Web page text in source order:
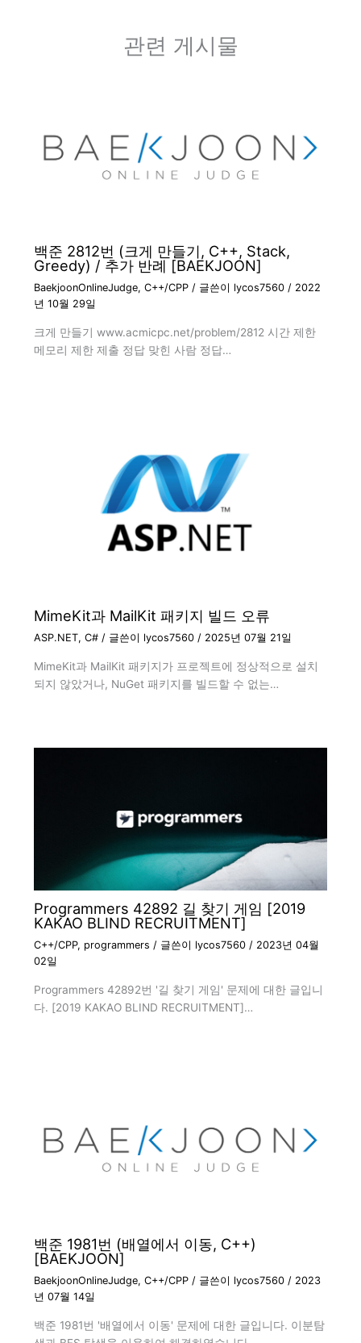
관련 게시물
백준 2812번 (크게 만들기, C++, Stack,
Greedy) / 추가 반례 [BAEKJOON]
BaekjoonOnlineJudge, C++/CPP/ 글쓴이 lycos7560 / 2022
년 10월 29일
크게 만들기 www.acmicpc.net/problem/2812 시간 제한
메모리 제한 제출 정답 맞힌 사람 정답…
MimeKit과 MailKit 패키지 빌드 오류
ASP.NET, C#/ 글쓴이 lycos7560 / 2025년 07월 21일
MimeKit과 MailKit 패키지가 프로젝트에 정상적으로 설치
되지 않았거나, NuGet 패키지를 빌드할 수 없는…
Programmers 42892 길 찾기 게임 [2019
KAKAO BLIND RECRUITMENT]
C++/CPP, programmers / 글쓴이 lycos7560 / 2023년 04월
02일
Programmers 42892번 '길 찾기 게임' 문제에 대한 글입니
다. [2019 KAKAO BLIND RECRUITMENT]…
백준 1981번 (배열에서 이동, C++)
[BAEKJOON]
BaekjoonOnlineJudge, C++/CPP/ 글쓴이 lycos7560 / 2023
년 07월 14일
백준 1981번 '배열에서 이동' 문제에 대한 글입니다. 이분탐